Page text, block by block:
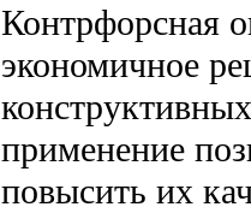
Контрфорсная
экономичное
применение
повысить их